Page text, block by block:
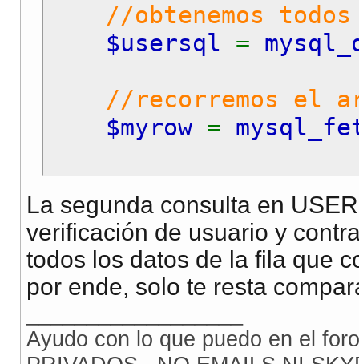
//obtenemos todos
$usersql =
//recorremos el
$myrow =
//si ya trajiste
//a generar otra
// Solo debes
if ($myrow['vip']
echo"Hazte
}else {
La segunda consulta en
verificación de usuario y
todos los datos de la fila que
por ende, solo te resta
Ayudo con lo que puedo en el